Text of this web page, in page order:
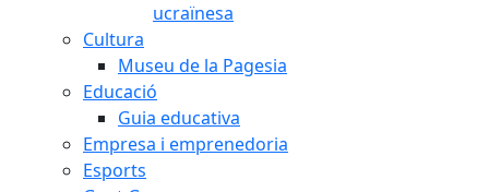
ucraïnesa
Cultura
Museu de la Pagesia
Educació
Guia educativa
Empresa i emprenedoria
Esports